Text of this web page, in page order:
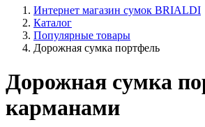
Интернет магазин сумок BRIALDI
Каталог
Популярные товары
Дорожная сумка портфель
Дорожная сумка
карманами